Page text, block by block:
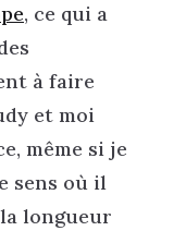
, ce qui a
à faire
et moi
même si je
sens où il
longueur